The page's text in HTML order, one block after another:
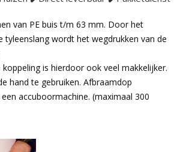
van PE buis t/m 63 mm. Door het
tyleenslang wordt het wegdrukken van de
koppeling is hierdoor ook veel makkelijker.
hand te gebruiken. Afbraamdop
accuboormachine. (maximaal 300